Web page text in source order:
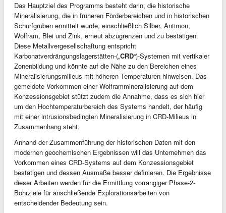
Das Hauptziel des Programms besteht darin, die historische
Mineralisierung, die in früheren Förderbereichen und in historischen
Schürfgruben ermittelt wurde, einschließlich Silber, Antimon,
Wolfram, Blei und Zink, erneut abzugrenzen und zu bestätigen.
Diese Metallvergesellschaftung entspricht
Karbonatverdrängungslagerstätten-(„CRD“)-Systemen mit vertikaler
Zonenbildung und könnte auf die Nähe zu den Bereichen eines
Mineralisierungsmilieus mit höheren Temperaturen hinweisen. Das
gemeldete Vorkommen einer Wolframmineralisierung auf dem
Konzessionsgebiet stützt zudem die Annahme, dass es sich hier
um den Hochtemperaturbereich des Systems handelt, der häufig
mit einer intrusionsbedingten Mineralisierung in CRD-Milieus in
Zusammenhang steht.
Anhand der Zusammenführung der historischen Daten mit den
modernen geochemischen Ergebnissen will das Unternehmen das
Vorkommen eines CRD-Systems auf dem Konzessionsgebiet
bestätigen und dessen Ausmaße besser definieren. Die Ergebnisse
dieser Arbeiten werden für die Ermittlung vorrangiger Phase-2-
Bohrziele für anschließende Explorationsarbeiten von
entscheidender Bedeutung sein.